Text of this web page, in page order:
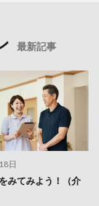
最新記事
日
みてみよう！（介